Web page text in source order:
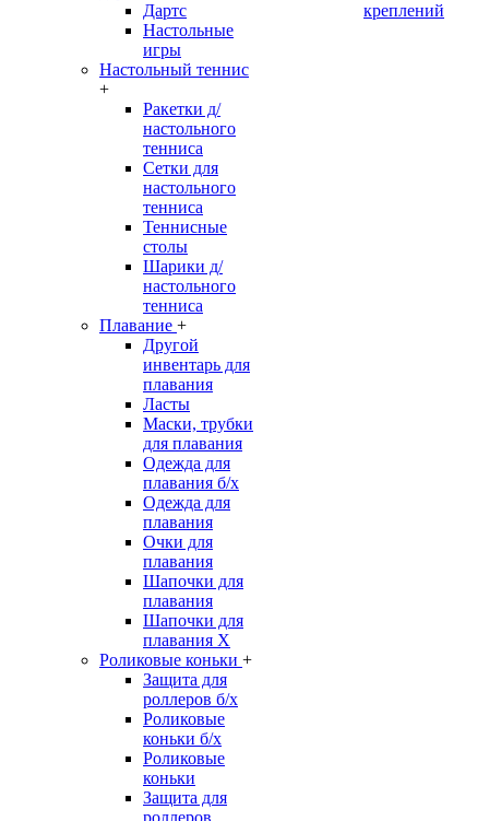
Дартс
Настольные
игры
Настольный теннис
+
Ракетки д/
настольного
тенниса
Сетки для
настольного
тенниса
Теннисные
столы
Шарики д/
настольного
тенниса
Плавание +
Другой
инвентарь для
плавания
Ласты
Маски, трубки
для плавания
Одежда для
плавания б/х
Одежда для
плавания
Очки для
плавания
Шапочки для
плавания
Шапочки для
плавания Х
Роликовые коньки +
Защита для
роллеров б/х
Роликовые
коньки б/х
Роликовые
коньки
Защита для
роллеров
креплений